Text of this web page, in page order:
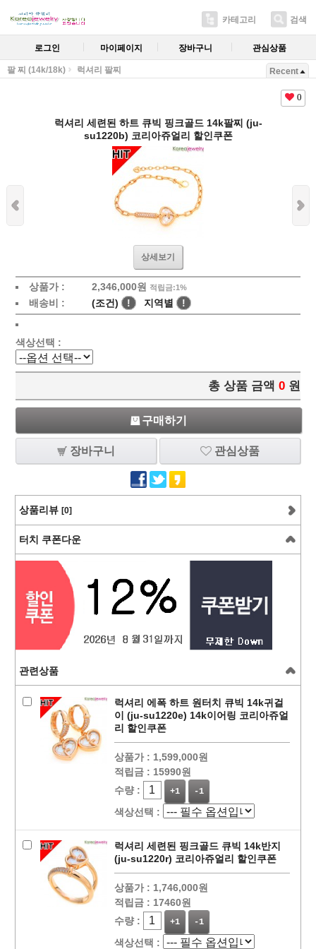
카테고리 검색
로그인 마이페이지 장바구니 관심상품
팔 찌 (14k/18k) 럭셔리 팔찌 Recent
0
럭셔리 세련된 하트 큐빅 핑크골드 14k팔찌 (ju-
su1220b) 코리아쥬얼리 할인쿠폰
상세보기
상품가 : 2,346,000원 적립금:1%
배송비 : (조건) ! 지역별 !
색상선택 :
총 상품 금액 0 원
구매하기
장바구니 관심상품
상품리뷰 [0]
터치 쿠폰다운
관련상품
럭셔리 에폭 하트 원터치 큐빅 14k귀걸
이 (ju-su1220e) 14k이어링 코리아쥬얼
리 할인쿠폰
상품가 : 1,599,000원
적립금 : 15990원
수량 :
+1 -1
색상선택 :
럭셔리 세련된 핑크골드 큐빅 14k반지
(ju-su1220r) 코리아쥬얼리 할인쿠폰
상품가 : 1,746,000원
적립금 : 17460원
수량 :
+1 -1
색상선택 :